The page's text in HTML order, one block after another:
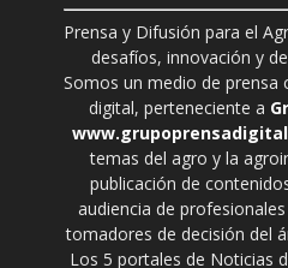
Prensa y Difusión para el
desafíos, innovación y
Somos un medio de
digital, perteneciente a
temas del agro y la
publicación de
audiencia de
tomadores de decisión del
Los 5 portales de Noticias